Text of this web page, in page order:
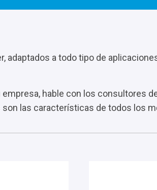
adaptados a todo tipo de
hable con los consultores
las características de todos los